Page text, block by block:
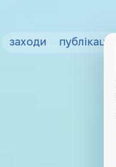
заходи публікації